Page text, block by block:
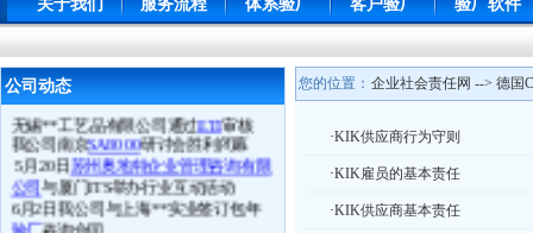
关于我们 服务流程 体系验厂 客户验厂 验厂软件
公司动态
宁波**电子以零问题的成绩一次性通
过EICC认证审核并向我司来电致谢
上海**贸易旗下多家LIDL工厂通过
BSCI认证
无锡**工艺品有限公司通过
ETI审核
我公司南京SA8000研讨会胜利闭幕
5月20日苏州奥地特企业管理咨询有限
公司 与厦门ITS举办行业互动活动
6月2日我公司与上海**实业签订包年
验厂咨询合同
您的位置： 企业社会责任网 --> 德国
·KIK供应商行为守则
·KIK雇员的基本责任
·KIK供应商基本责任